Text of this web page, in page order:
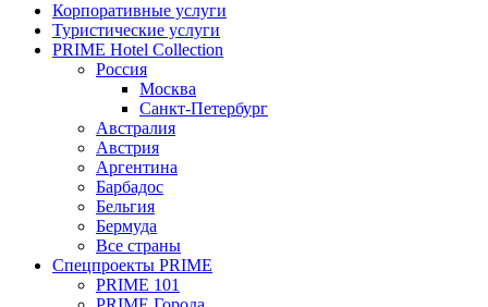
Корпоративные услуги
Туристические услуги
PRIME Hotel Collection
Россия
Москва
Санкт-Петербург
Австралия
Австрия
Аргентина
Барбадос
Бельгия
Бермуда
Все страны
Спецпроекты PRIME
PRIME 101